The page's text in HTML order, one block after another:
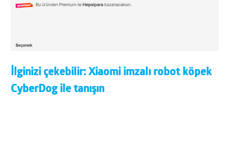
İlginizi çekebilir:Xiaomi imzalı robot köpek
CyberDog ile tanışın